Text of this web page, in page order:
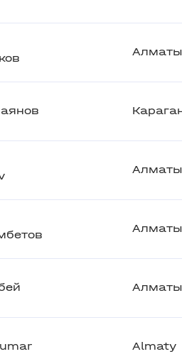
Алматы
Алматы
Алматы
Алматы
Almaty